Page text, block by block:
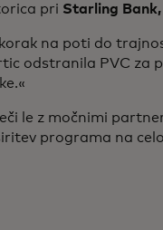
pri Starling Bank,
na poti do
odstranila PVC za
le z močnimi
programa na